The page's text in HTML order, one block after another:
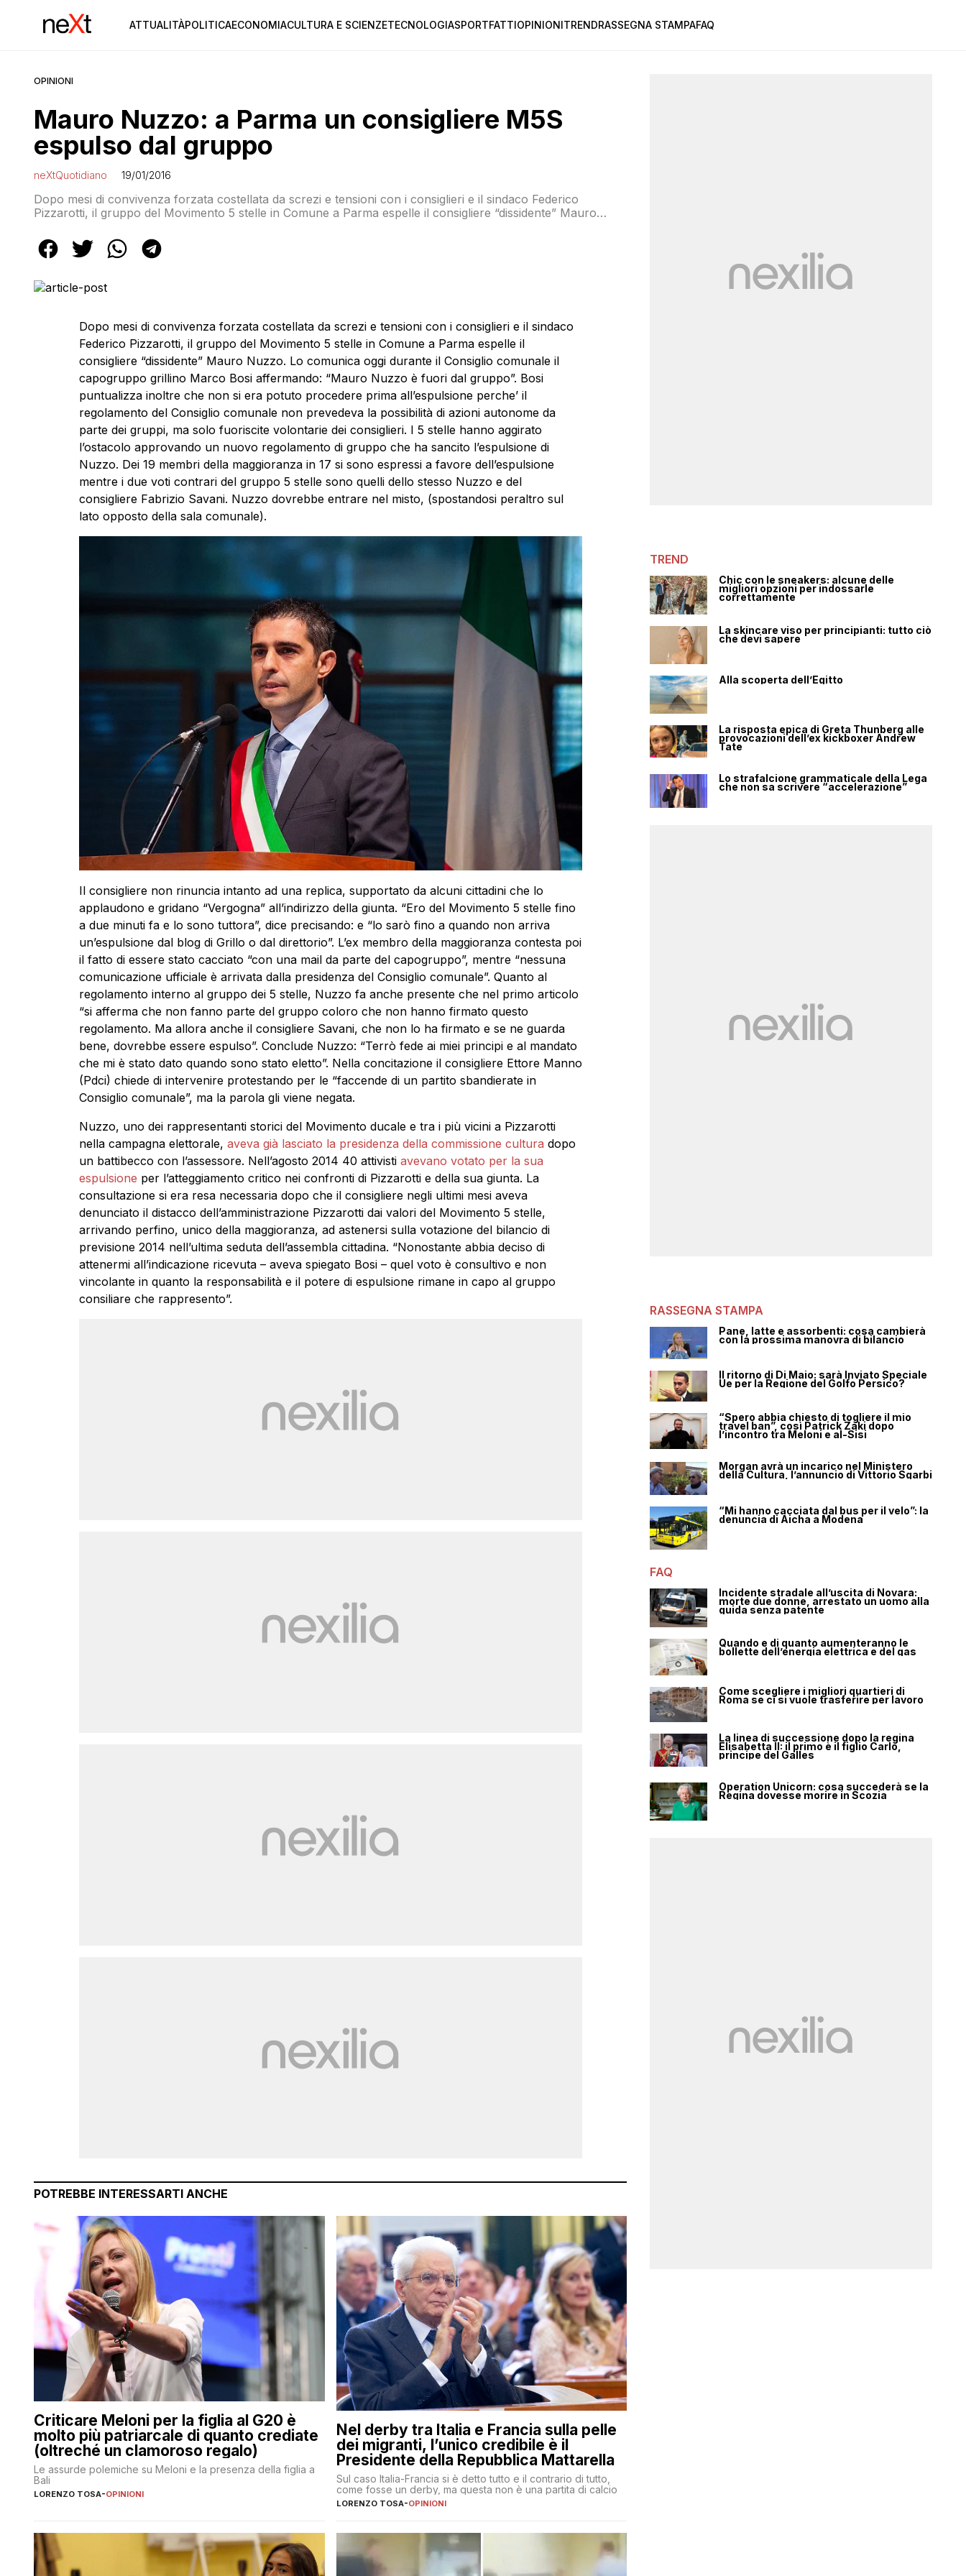
ATTUALITÀPOLITICAECONOMIACULTURA E SCIENZETECNOLOGIASPORTFATTIOPINIONITRENDRASSEGNA STAMPAFAQ
OPINIONI
Mauro Nuzzo: a Parma un consigliere M5S
espulso dal gruppo
neXtQuotidiano 19/01/2016
Dopo mesi di convivenza forzata costellata da screzi e tensioni con i consiglieri e il sindaco Federico
Pizzarotti, il gruppo del Movimento 5 stelle in Comune a Parma espelle il consigliere “dissidente” Mauro
“Mauro Nuzzo è fuori dal gruppo”. Bosi puntualizza […]
Dopo mesi di convivenza forzata costellata da screzi e tensioni con i consiglieri e il sindaco
Federico Pizzarotti, il gruppo del Movimento 5 stelle in Comune a Parma espelle il
consigliere “dissidente” Mauro Nuzzo. Lo comunica oggi durante il Consiglio comunale il
capogruppo grillino Marco Bosi affermando: “Mauro Nuzzo è fuori dal gruppo”. Bosi
puntualizza inoltre che non si era potuto procedere prima all’espulsione perche’ il
regolamento del Consiglio comunale non prevedeva la possibilità di azioni autonome da
parte dei gruppi, ma solo fuoriscite volontarie dei consiglieri. I 5 stelle hanno aggirato
l’ostacolo approvando un nuovo regolamento di gruppo che ha sancito l’espulsione di
Nuzzo. Dei 19 membri della maggioranza in 17 si sono espressi a favore dell’espulsione
mentre i due voti contrari del gruppo 5 stelle sono quelli dello stesso Nuzzo e del
consigliere Fabrizio Savani. Nuzzo dovrebbe entrare nel misto, (spostandosi peraltro sul
lato opposto della sala comunale).
Il consigliere non rinuncia intanto ad una replica, supportato da alcuni cittadini che lo
applaudono e gridano “Vergogna” all’indirizzo della giunta. “Ero del Movimento 5 stelle fino
a due minuti fa e lo sono tuttora”, dice precisando: e “lo sarò fino a quando non arriva
un’espulsione dal blog di Grillo o dal direttorio”. L’ex membro della maggioranza contesta poi
il fatto di essere stato cacciato “con una mail da parte del capogruppo”, mentre “nessuna
comunicazione ufficiale è arrivata dalla presidenza del Consiglio comunale”. Quanto al
regolamento interno al gruppo dei 5 stelle, Nuzzo fa anche presente che nel primo articolo
“si afferma che non fanno parte del gruppo coloro che non hanno firmato questo
regolamento. Ma allora anche il consigliere Savani, che non lo ha firmato e se ne guarda
bene, dovrebbe essere espulso”. Conclude Nuzzo: “Terrò fede ai miei principi e al mandato
che mi è stato dato quando sono stato eletto”. Nella concitazione il consigliere Ettore Manno
(Pdci) chiede di intervenire protestando per le “faccende di un partito sbandierate in
Consiglio comunale”, ma la parola gli viene negata.
Nuzzo, uno dei rappresentanti storici del Movimento ducale e tra i più vicini a Pizzarotti
nella campagna elettorale, aveva già lasciato la presidenza della commissione cultura dopo
un battibecco con l’assessore. Nell’agosto 2014 40 attivisti avevano votato per la sua
espulsione per l’atteggiamento critico nei confronti di Pizzarotti e della sua giunta. La
consultazione si era resa necessaria dopo che il consigliere negli ultimi mesi aveva
denunciato il distacco dell’amministrazione Pizzarotti dai valori del Movimento 5 stelle,
arrivando perfino, unico della maggioranza, ad astenersi sulla votazione del bilancio di
previsione 2014 nell’ultima seduta dell’assembla cittadina. “Nonostante abbia deciso di
attenermi all’indicazione ricevuta – aveva spiegato Bosi – quel voto è consultivo e non
vincolante in quanto la responsabilità e il potere di espulsione rimane in capo al gruppo
consiliare che rappresento”.
POTREBBE INTERESSARTI ANCHE
Criticare Meloni per la figlia al G20 è
molto più patriarcale di quanto crediate
(oltreché un clamoroso regalo)
Le assurde polemiche su Meloni e la presenza della figlia a
Bali
LORENZO TOSA-OPINIONI
Nel derby tra Italia e Francia sulla pelle
dei migranti, l’unico credibile è il
Presidente della Repubblica Mattarella
Sul caso Italia-Francia si è detto tutto e il contrario di tutto,
come fosse un derby, ma questa non è una partita di calcio
LORENZO TOSA-OPINIONI
TREND
Chic con le sneakers: alcune delle
migliori opzioni per indossarle
correttamente
La skincare viso per principianti: tutto ciò
che devi sapere
Alla scoperta dell’Egitto
La risposta epica di Greta Thunberg alle
provocazioni dell’ex kickboxer Andrew
Tate
Lo strafalcione grammaticale della Lega
che non sa scrivere “accelerazione”
RASSEGNA STAMPA
Pane, latte e assorbenti: cosa cambierà
con la prossima manovra di bilancio
Il ritorno di Di Maio: sarà Inviato Speciale
Ue per la Regione del Golfo Persico?
“Spero abbia chiesto di togliere il mio
travel ban”, così Patrick Zaki dopo
l’incontro tra Meloni e al-Sisi
Morgan avrà un incarico nel Ministero
della Cultura, l’annuncio di Vittorio Sgarbi
“Mi hanno cacciata dal bus per il velo”: la
denuncia di Aicha a Modena
FAQ
Incidente stradale all’uscita di Novara:
morte due donne, arrestato un uomo alla
guida senza patente
Quando e di quanto aumenteranno le
bollette dell’energia elettrica e del gas
Come scegliere i migliori quartieri di
Roma se ci si vuole trasferire per lavoro
La linea di successione dopo la regina
Elisabetta II: il primo è il figlio Carlo,
principe del Galles
Operation Unicorn: cosa succederà se la
Regina dovesse morire in Scozia